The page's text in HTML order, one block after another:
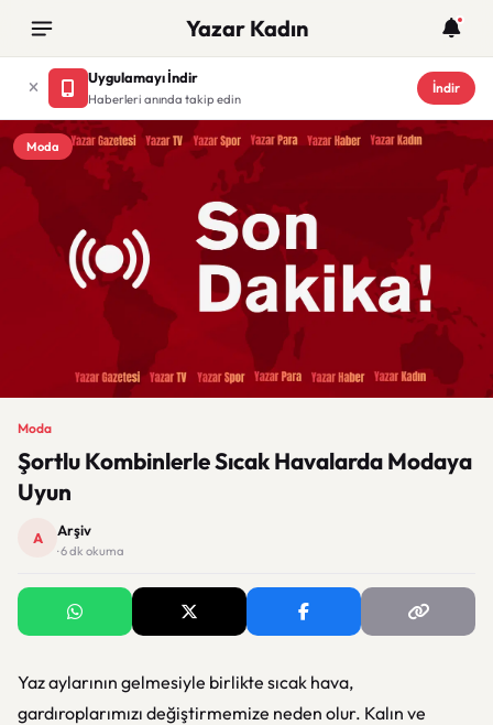
Yazar Kadın
Uygulamayı İndir
Haberleri anında takip edin
İndir
Moda
Moda
Şortlu Kombinlerle Sıcak Havalarda Modaya
Uyun
A Arşiv
· 6 dk okuma
Yaz aylarının gelmesiyle birlikte sıcak hava,
gardıroplarımızı değiştirmemize neden olur. Kalın ve